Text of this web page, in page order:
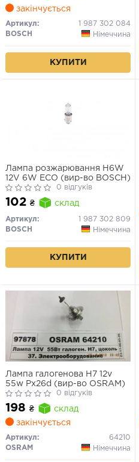
закінчується
Артикул:
1 987 302 084
BOSCH
Німеччина
КУПИТИ
Лампа розжарювання H6W
12V 6W ECO (вир-во BOSCH)
0 відгуків
102 ₴ склад
Артикул:
1 987 302 809
BOSCH
Німеччина
КУПИТИ
Лампа галогенова H7 12v
55w Px26d (вир-во OSRAM)
0 відгуків
198 ₴
склад
закінчується
Артикул:
64210
OSRAM
Німеччина